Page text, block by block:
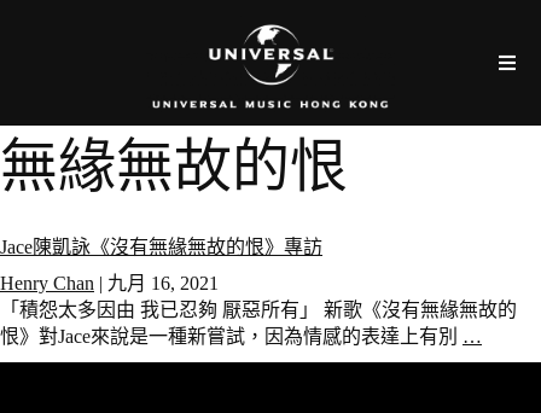
無緣無故的恨
Jace陳凱詠《沒有無緣無故的恨》專訪
Henry Chan | 九月 16, 2021
「積怨太多因由 我已忍夠 厭惡所有」 新歌《沒有無緣無故的
恨》對Jace來說是一種新嘗試，因為情感的表達上有別 …